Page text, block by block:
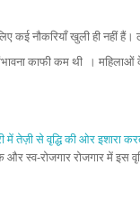
कई नौकरियाँ खुली ही नहीं
काफी कम थी । महिलाओं
में तेज़ी से वृद्धि की ओर इशारा
और स्व-रोजगार रोजगार में